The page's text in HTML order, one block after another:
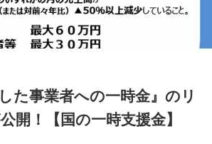
た事業者への一時金』のリ
開！【国の一時支援金】